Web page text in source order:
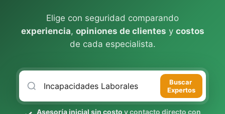
Elige con seguridad comparando
experiencia, opiniones de clientes y costos
de cada especialista.
Buscar
Expertos
Asesoría inicial sin costo y contacto directo con